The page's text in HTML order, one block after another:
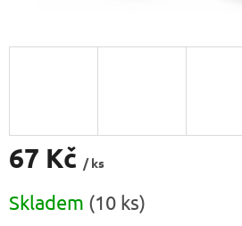
67 Kč / ks
cena:
Skladem (10 ks)